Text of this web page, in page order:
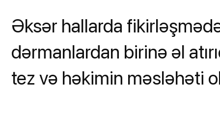
Əksər hallarda
dərmanlardan birinə əl
tez və həkimin məsləhəti